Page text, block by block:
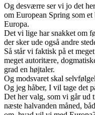
Og desværre ser vi jo det
om European Spring som
Europa.
Det vi lige har snakket om
der sker ude også andre
Så står vi faktisk på et
meget autoritære,
grad en højtaler.
Og modsvaret skal
Og jeg håber, I vil tage det
Det her valg, som vi går ud
næste halvanden måned,